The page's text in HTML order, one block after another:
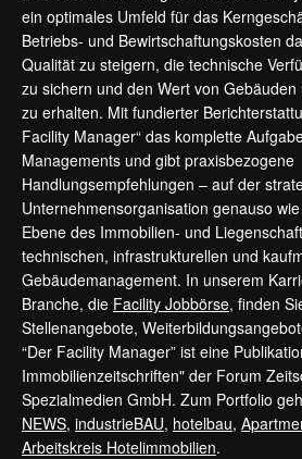
ein optimales Umfeld für das
Betriebs- und Bewirtschaftungskosten
Qualität zu steigern, die technische
zu sichern und den Wert von
zu erhalten. Mit fundierter
Facility Manager“ das komplette
Managements und gibt praxisbezogene
Handlungsempfehlungen – auf der
Unternehmensorganisation genauso
Ebene des Immobilien- und
technischen, infrastrukturellen und
Gebäudemanagement. In unserem
Branche, die Facility Jobbörse, finden
Stellenangebote,
“Der Facility Manager” ist eine
Immobilienzeitschriften" der Forum
Spezialmedien GmbH. Zum Portfolio
NEWS, industrieBAU, hotelbau,
Arbeitskreis Hotelimmobilien.